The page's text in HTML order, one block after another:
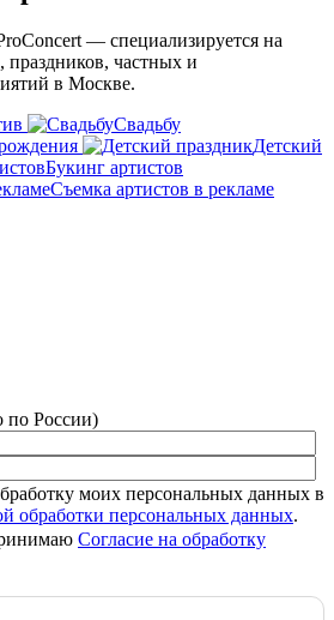
— cпециализируется на
праздников, частных и
в Москве.
Свадьбу
Детский
Букинг артистов
Съемка артистов в рекламе
по России)
моих персональных данных в
обработки персональных данных.
Согласие на обработку